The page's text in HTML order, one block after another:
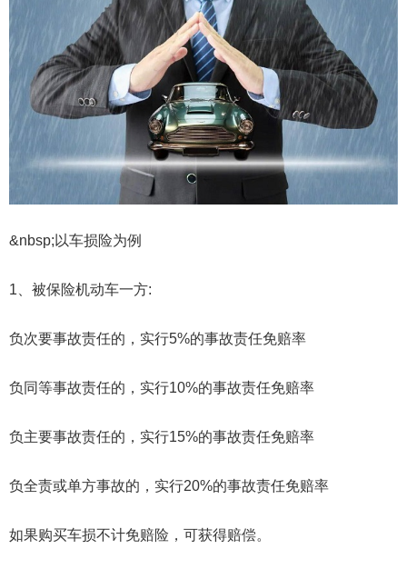
&nbsp;以车损险为例
1、被保险机动车一方:
负次要事故责任的，实行5%的事故责任免赔率
负同等事故责任的，实行10%的事故责任免赔率
负主要事故责任的，实行15%的事故责任免赔率
负全责或单方事故的，实行20%的事故责任免赔率
如果购买车损不计免赔险，可获得赔偿。